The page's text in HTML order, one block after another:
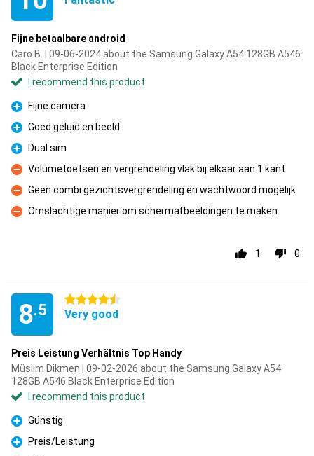
Fijne betaalbare android
Caro B. | 09-06-2024 about the Samsung Galaxy A54 128GB A546
Black Enterprise Edition
I recommend this product
Pro
Fijne camera
Pro
Goed geluid en beeld
Pro
Dual sim
Con
Volumetoetsen en vergrendeling vlak bij elkaar aan 1 kant
Con
Geen combi gezichtsvergrendeling en wachtwoord mogelijk
Con
Omslachtige manier om schermafbeeldingen te maken
1 0
8.5
4.5 stars
Very good
Preis Leistung Verhältnis Top Handy
Müslim Dikmen | 09-02-2026 about the Samsung Galaxy A54
128GB A546 Black Enterprise Edition
I recommend this product
Pro
Günstig
Pro
Preis/Leistung